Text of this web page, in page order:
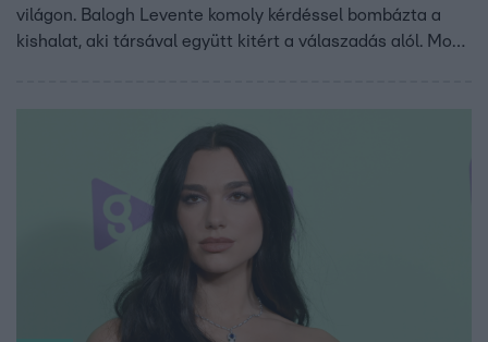
világon. Balogh Levente komoly kérdéssel bombázta a
kishalat, aki társával együtt kitért a válaszadás alól. Most